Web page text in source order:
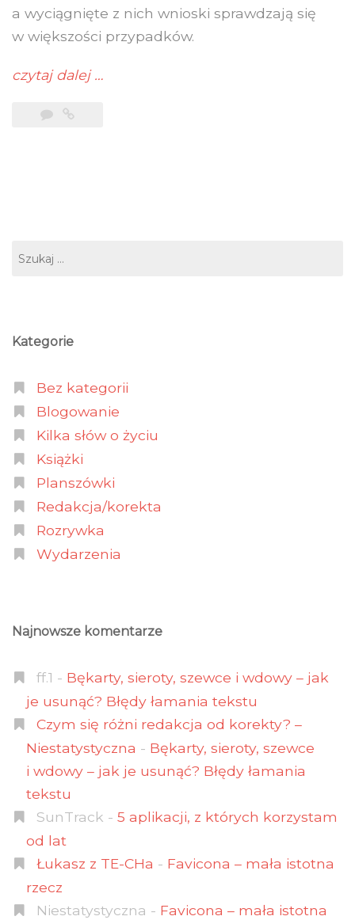
a wyciągnięte z nich wnioski sprawdzają się
w większości przypadków.
czytaj dalej…
Kategorie
Bez kategorii
Blogowanie
Kilka słów o życiu
Książki
Planszówki
Redakcja/korekta
Rozrywka
Wydarzenia
Najnowsze komentarze
ff.1 - Bękarty, sieroty, szewce i wdowy – jak
je usunąć? Błędy łamania tekstu
Czym się różni redakcja od korekty? –
Niestatystyczna - Bękarty, sieroty, szewce
i wdowy – jak je usunąć? Błędy łamania
tekstu
SunTrack - 5 aplikacji, z których korzystam
od lat
Łukasz z TE-CHa - Favicona – mała istotna
rzecz
Niestatystyczna - Favicona – mała istotna